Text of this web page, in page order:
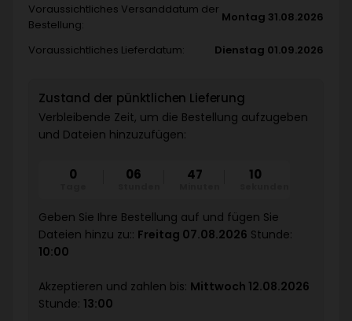
Voraussichtliches Versanddatum der
Bestellung:
Montag 31.08.2026
Voraussichtliches Lieferdatum: Dienstag 01.09.2026
Zustand der pünktlichen Lieferung
Verbleibende Zeit, um die Bestellung aufzugeben
und Dateien hinzuzufügen:
0 06 47 08
Geben Sie Ihre Bestellung auf und fügen Sie
Dateien hinzu zu:: Freitag 07.08.2026 Stunde:
10:00
Akzeptieren und zahlen bis: Mittwoch 12.08.2026
Stunde: 13:00